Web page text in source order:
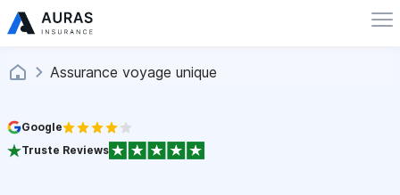
Assurance voyage unique
Google
Truste Reviews